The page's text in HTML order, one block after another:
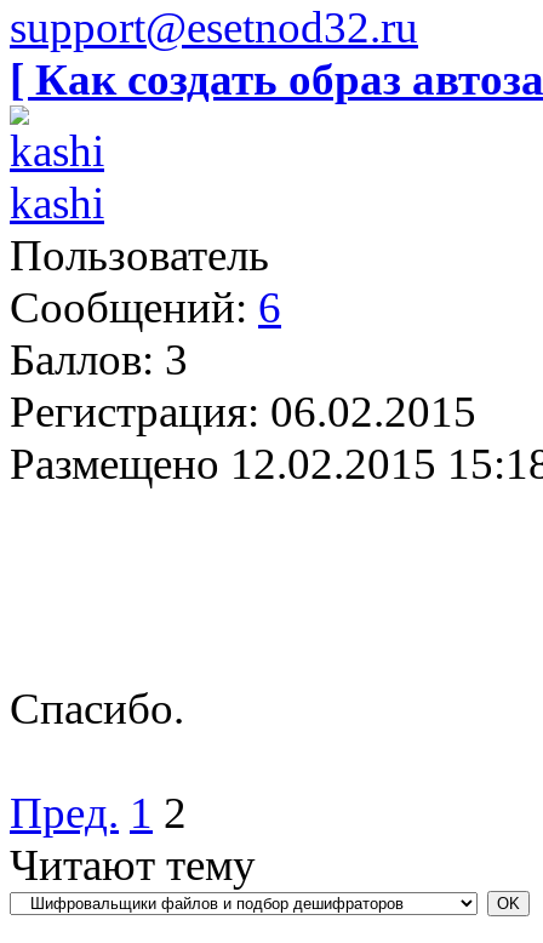
support@esetnod32.ru
[ Как создать образ
kashi
Пользователь
Сообщений: 6
Баллов: 3
Регистрация: 06.02.2015
Размещено 12.02.2015
Спасибо.
Пред. 1 2
Читают тему